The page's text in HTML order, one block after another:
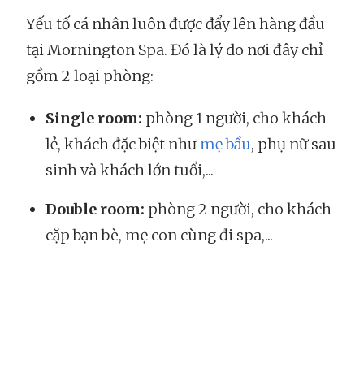
Yếu tố cá nhân luôn được đẩy lên hàng đầu
tại Mornington Spa. Đó là lý do nơi đây chỉ
gồm 2 loại phòng:
Single room: phòng 1 người, cho khách
lẻ, khách đặc biệt nhưmẹ bầu, phụ nữ sau
sinh và khách lớn tuổi,...
Double room: phòng 2 người, cho khách
cặp bạn bè, mẹ con cùng đi spa,...